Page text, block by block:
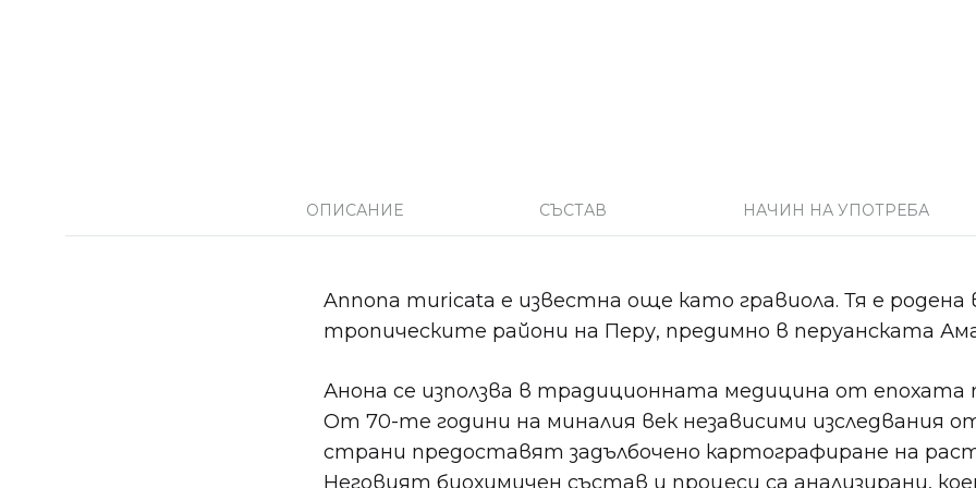
ОПИСАНИЕ СЪСТАВ НАЧИН НА УПОТРЕБА
Annona muricata е известна още като гравиола. Тя е родена
тропическите райони на Перу, предимно в перуанската
Анона се използва в традиционната медицина от епохата
От 70-те години на миналия век независими изследвания
страни предоставят задълбочено картографиране на
Неговият биохимичен състав и процеси са анализирани,